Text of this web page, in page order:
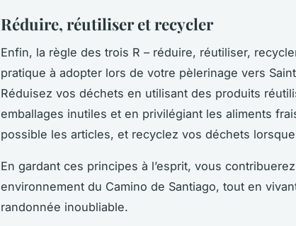
Réduire, réutiliser et recycler
Enfin, la règle des trois R – réduire, réutiliser,
pratique à adopter lors de votre pèlerinage vers
Réduisez vos déchets en utilisant des produits
emballages inutiles et en privilégiant les aliments
possible les articles, et recyclez vos déchets lorsque
En gardant ces principes à l’esprit, vous
environnement du Camino de Santiago, tout en
randonnée inoubliable.